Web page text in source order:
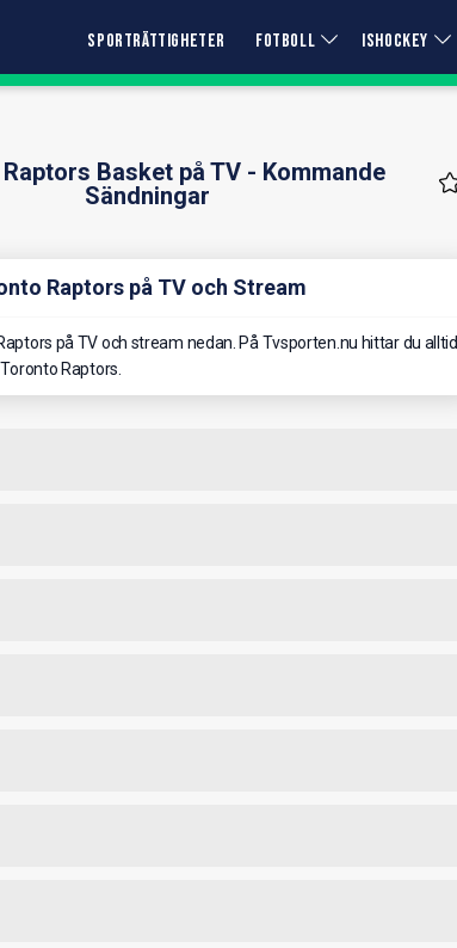
SPORTRÄTTIGHETER FOTBOLL ISHOCKEY
Basket på TV - Kommande
Sändningar
Raptors på TV och Stream
på TV och stream nedan. På Tvsporten.nu hittar du alltid
Raptors.